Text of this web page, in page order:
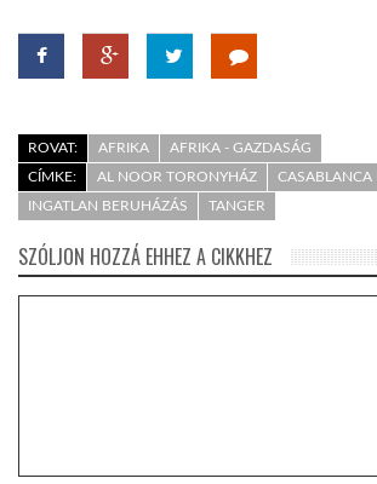
ROVAT: AFRIKA
AFRIKA - GAZDASÁG
CÍMKE:
AL NOOR TORONYHÁZ CASABLANCA
INGATLAN BERUHÁZÁS
TANGER
SZÓLJON HOZZÁ EHHEZ A CIKKHEZ